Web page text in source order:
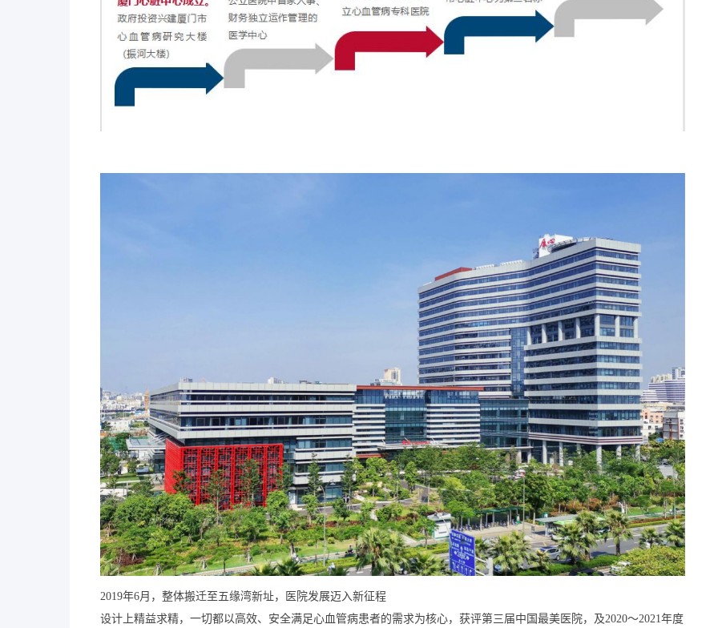
2019年6月，整体搬迁至五缘湾新址，医院发展迈入新征程
设计上精益求精，一切都以高效、安全满足心血管病患者的需求为核心，获评第三届中国最美医院，及2020～2021年度